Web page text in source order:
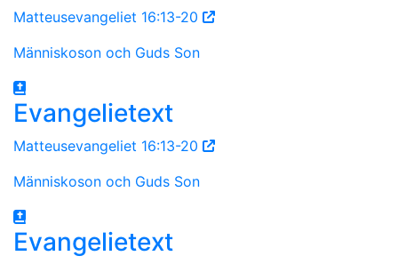
Matteusevangeliet 16:13-20
Människoson och Guds Son
Evangelietext
Matteusevangeliet 16:13-20
Människoson och Guds Son
Evangelietext